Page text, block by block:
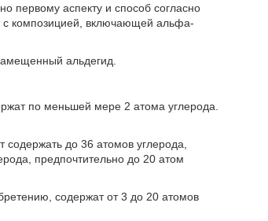
первому аспекту и способ согласно
с композицией, включающей альфа-
альдегид.
по меньшей мере 2 атома углерода.
до 36 атомов углерода,
предпочтительно до 20 атом
содержат от 3 до 20 атомов